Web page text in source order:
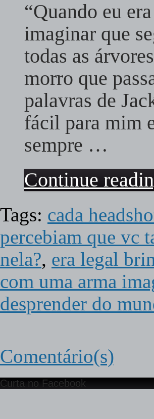
“Quando eu
imaginar que
todas as
morro que
palavras de
fácil para mim
sempre …
Continue
Tags: cada
percebiam que vc
nela?, era legal
com uma arma
desprender do
Comentário(s)
Curta no Facebook